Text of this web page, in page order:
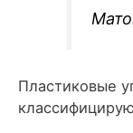
Пластиковые